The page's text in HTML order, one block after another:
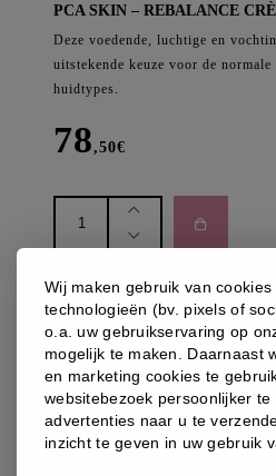
PCA SKIN – REBALANCE
Deze voedende, luchtige en
uitstekende keuze voor de
huidtypes.
78,50€
Skin
ReBalance
crème
aantal
Wij maken gebruik van
technologieën (bv. pixels of
o.a. uw gebruikservaring op
mogelijk te maken. Daarnaast
en marketing cookies te
websitebezoek persoonlijker
advertenties naar u te
inzicht te geven in uw gebruik